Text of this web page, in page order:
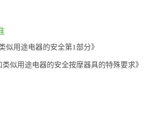
似用途电器的安全第1部分》
似用途电器的安全按摩器具的特殊要求》